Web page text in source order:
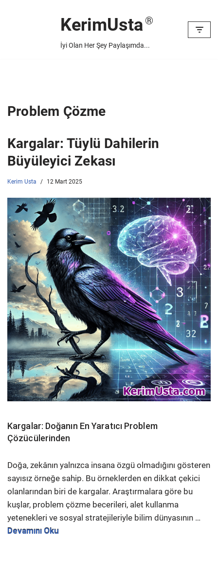
KerimUsta
İyi Olan Her Şey Paylaşımda...
Problem Çözme
Kargalar: Tüylü Dahilerin
Büyüleyici Zekası
Kerim Usta 12 Mart 2025
Kargalar: Doğanın En Yaratıcı Problem
Çözücülerinden
Doğa, zekânın yalnızca insana özgü olmadığını gösteren
sayısız örneğe sahip. Bu örneklerden en dikkat çekici
olanlarından biri de kargalar. Araştırmalara göre bu
kuşlar, problem çözme becerileri, alet kullanma
yetenekleri ve sosyal stratejileriyle bilim dünyasının …
Devamını Oku